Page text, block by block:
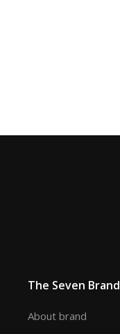
The Seven Brand
About brand